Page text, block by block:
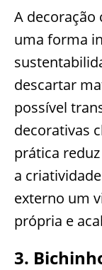
A
uma forma
descartar
possível
decorativas
prática
a
externo um
própria e
3.